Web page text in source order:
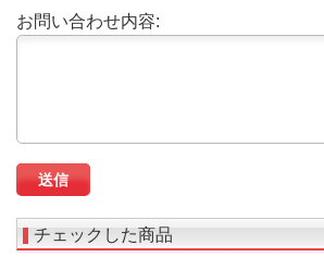
お問い合わせ内容:
チェックした商品